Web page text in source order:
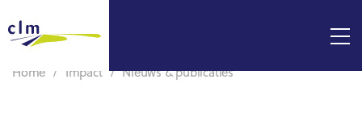
Home Impact Nieuws & publicaties